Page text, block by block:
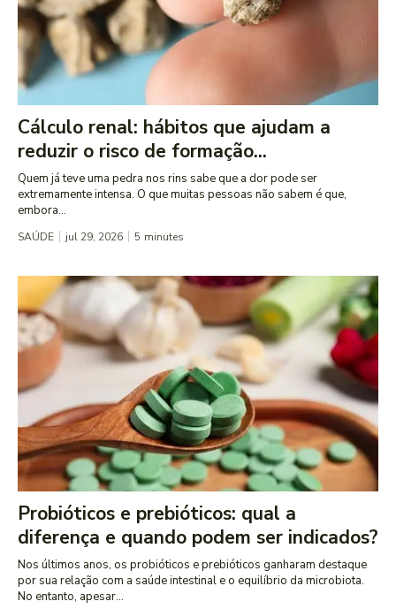
Cálculo renal: hábitos que ajudam a
reduzir o risco de formação...
Quem já teve uma pedra nos rins sabe que a dor pode ser
extremamente intensa. O que muitas pessoas não sabem é que,
embora...
SAÚDE jul 29, 2026 5 minutes
Probióticos e prebióticos: qual a
diferença e quando podem ser indicados?
Nos últimos anos, os probióticos e prebióticos ganharam destaque
por sua relação com a saúde intestinal e o equilíbrio da microbiota.
No entanto, apesar...